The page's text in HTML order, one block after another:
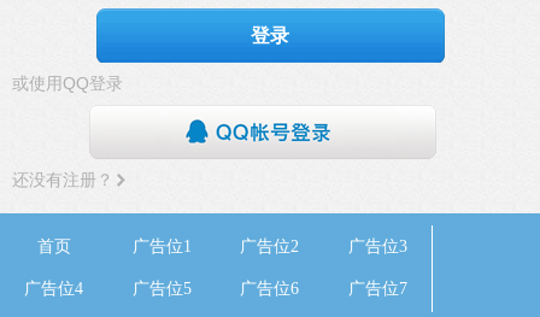
登录
或使用QQ登录
还没有注册？
首页 广告位1 广告位2 广告位3
广告位4 广告位5 广告位6 广告位7